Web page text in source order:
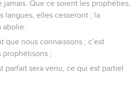
jamais. Que ce soient les prophéties,
langues, elles cesseront ; la
abolie.
que nous connaissons ; c’est
prophétisons ;
parfait sera venu, ce qui est partiel